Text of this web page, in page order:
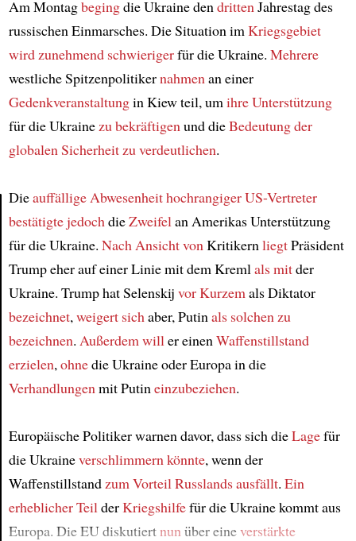
Article
Am Montagbegingdie Ukraine den dritten Jahrestag des
russischen Einmarsches. Die Situation im Kriegsgebiet
wird zunehmend schwierigerfür die Ukraine. Mehrere
westliche Spitzenpolitikernahmen an einer
Gedenkveranstaltungin Kiew teil, um ihre Unterstützung
für die Ukraine zu bekräftigen und dieBedeutung der
globalen Sicherheit zu verdeutlichen.
Dieauffällige Abwesenheithochrangiger US-Vertreter
bestätigtejedoch dieZweifel an Amerikas Unterstützung
für die Ukraine. Nach Ansicht von Kritikern liegtPräsident
Trump eher auf einer Linie mit dem Kreml als mitder
Ukraine. Trump hat Selenskij vor Kurzem als Diktator
bezeichnet, weigert sich aber, Putin als solchen zu
bezeichnen. Außerdem will er einen Waffenstillstand
erzielen, ohnedie Ukraine oder Europa in die
Verhandlungen mit Putin einzubeziehen.
Europäische Politiker warnen davor, dass sich dieLagefür
die Ukraineverschlimmern könnte, wenn der
Waffenstillstand zum Vorteil Russlands ausfällt. Ein
erheblicher Teil derKriegshilfefür die Ukraine kommt aus
Europa. Die EU diskutiertnun über eineverstärkte